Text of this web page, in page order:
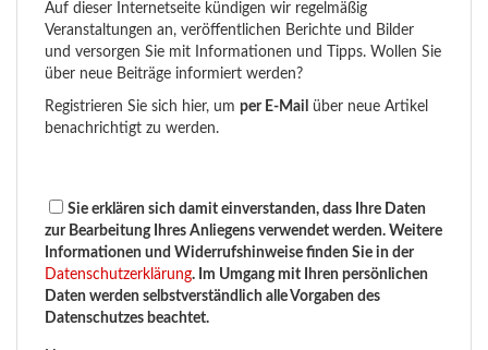
Auf dieser Internetseite kündigen wir regelmäßig
Veranstaltungen an, veröffentlichen Berichte und Bilder
und versorgen Sie mit Informationen und Tipps. Wollen Sie
über neue Beiträge informiert werden?
Registrieren Sie sich hier, um per E-Mail
über neue Artikel
benachrichtigt zu werden.
Sie erklären sich damit einverstanden, dass Ihre Daten
zur Bearbeitung Ihres Anliegens verwendet werden. Weitere
Informationen und Widerrufshinweise finden Sie in der
Datenschutzerklärung. Im Umgang mit Ihren persönlichen
Daten werden selbstverständlich alle Vorgaben des
Datenschutzes beachtet.